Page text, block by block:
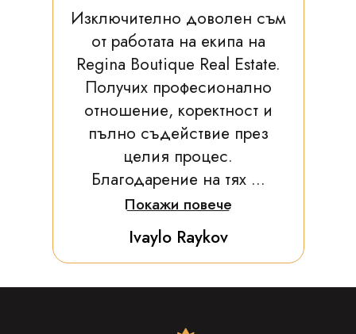
Изключително доволен съм
от работата на екипа на
Regina Boutique Real Estate.
Получих професионално
отношение, коректност и
пълно съдействие през
целия процес.
Благодарение на тях ...
Покажи повече
Ivaylo Raykov